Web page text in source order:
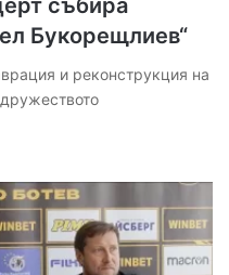
събира
Букорещлиев“
и реконструкция на